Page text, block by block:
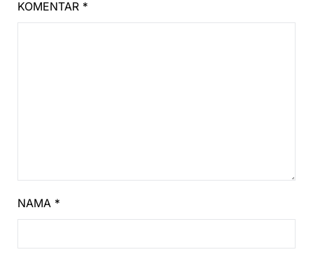
KOMENTAR *
NAMA *